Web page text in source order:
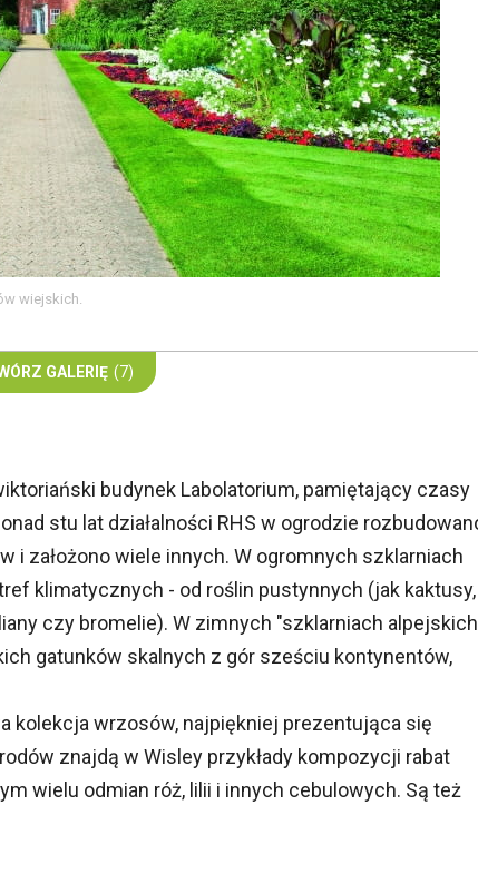
wiejskich.
GALERIĘ (7)
budynek Labolatorium, pamiętający czasy
stu lat działalności RHS w ogrodzie
założono wiele innych. W ogromnych szklarniach
klimatycznych - od roślin pustynnych (jak kaktusy,
czy bromelie). W zimnych "szklarniach
gatunków skalnych z gór sześciu kontynentów,
kolekcja wrzosów, najpiękniej prezentująca się
znajdą w Wisley przykłady kompozycji rabat
wielu odmian róż, lilii i innych cebulowych. Są też